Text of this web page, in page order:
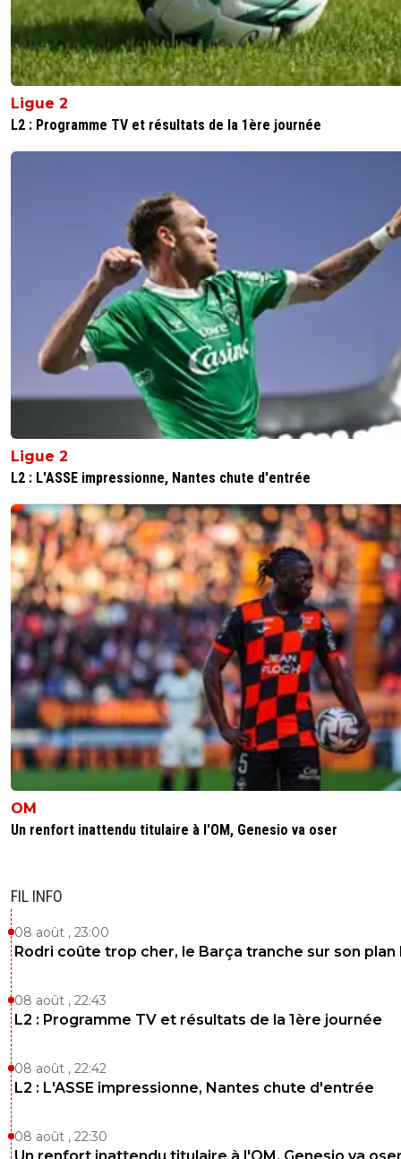
Ligue 2
L2 : Programme TV et résultats de la 1ère journée
Ligue 2
L2 : L'ASSE impressionne, Nantes chute d'entrée
OM
Un renfort inattendu titulaire à l'OM, Genesio va oser
FIL INFO
08 août , 23:00
Rodri coûte trop cher, le Barça tranche sur son plan
08 août , 22:43
L2 : Programme TV et résultats de la 1ère journée
08 août , 22:42
L2 : L'ASSE impressionne, Nantes chute d'entrée
08 août , 22:30
Un renfort inattendu titulaire à l'OM, Genesio va